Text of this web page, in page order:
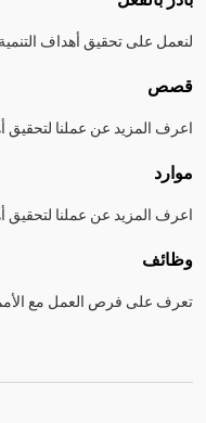
لنعمل على تحقيق أهداف
قصص
اعرف المزيد عن عملنا لتحقيق
موارد
اعرف المزيد عن عملنا لتحقيق
وظائف
تعرف على فرص العمل مع الأمم